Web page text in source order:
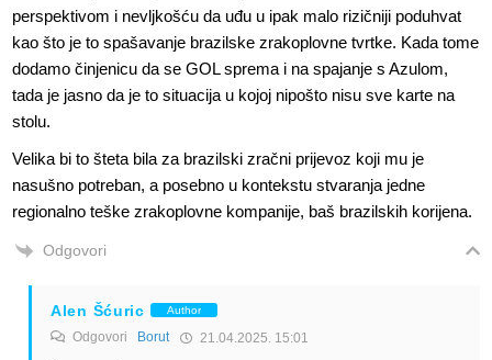
perspektivom i nevljkošću da uđu u ipak malo rizičniji poduhvat
kao što je to spašavanje brazilske zrakoplovne tvrtke. Kada tome
dodamo činjenicu da se GOL sprema i na spajanje s Azulom,
tada je jasno da je to situacija u kojoj nipošto nisu sve karte na
stolu.
Velika bi to šteta bila za brazilski zračni prijevoz koji mu je
nasušno potreban, a posebno u kontekstu stvaranja jedne
regionalno teške zrakoplovne kompanije, baš brazilskih korijena.
Odgovori
Alen Šćuric Author
Odgovori Borut 21.04.2025. 15:01